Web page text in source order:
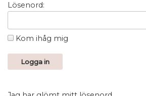
Lösenord:
Kom ihåg mig
Logga in